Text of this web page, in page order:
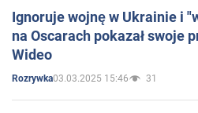
Ignoruje wojnę w Ukrainie i
na Oscarach pokazał swoje
Wideo
Rozrywka03.03.2025 15:46 31